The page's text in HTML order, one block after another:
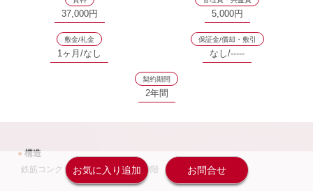
37,000円 5,000円
敷金/礼金 保証金/償却・敷引
1ヶ月/なし なし/-----
契約期間
2年間
● 構造
鉄筋コンクリート造 333戸 地上10階
お気に入り追加 お問合せ